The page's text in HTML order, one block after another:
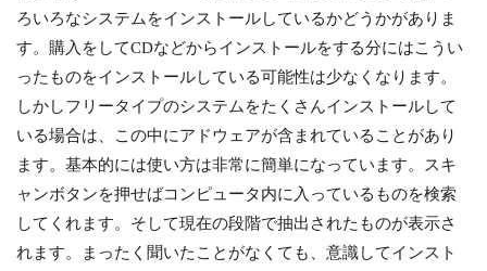
ろいろなシステムをインストールしているかどうかがありま
す。購入をしてCDなどからインストールをする分にはこうい
ったものをインストールしている可能性は少なくなります。
しかしフリータイプのシステムをたくさんインストールして
いる場合は、この中にアドウェアが含まれていることがあり
ます。基本的には使い方は非常に簡単になっています。スキ
ャンボタンを押せばコンピュータ内に入っているものを検索
してくれます。そして現在の段階で抽出されたものが表示さ
れます。まったく聞いたことがなくても、意識してインスト